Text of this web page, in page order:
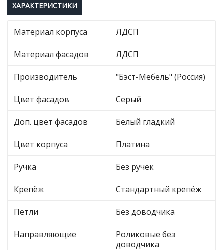
ХАРАКТЕРИСТИКИ
Материал корпуса ЛДСП
Материал фасадов ЛДСП
Производитель "Бэст-Мебель" (Россия)
Цвет фасадов Серый
Доп. цвет фасадов Белый гладкий
Цвет корпуса Платина
Ручка Без ручек
Крепёж Стандартный крепёж
Петли Без доводчика
Направляющие
Роликовые без
доводчика